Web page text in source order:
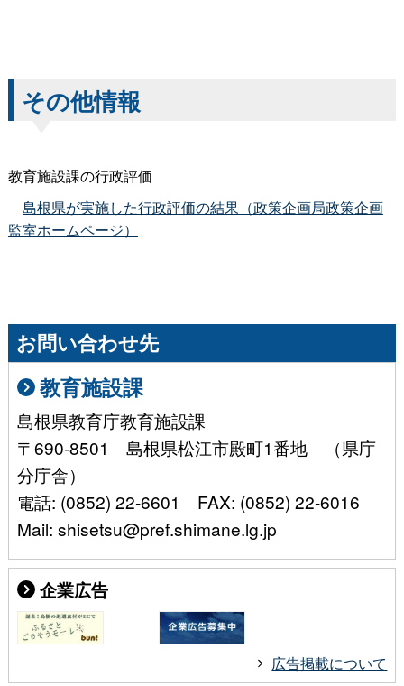
その他情報
教育施設課の行政評価
島根県が実施した行政評価の結果（政策企画局政策企画
監室ホームページ）
お問い合わせ先
教育施設課
島根県教育庁教育施設課
〒690-8501 島根県松江市殿町1番地 （県庁
分庁舎）
電話: (0852) 22-6601 FAX: (0852) 22-6016
Mail: shisetsu@pref.shimane.lg.jp
企業広告
広告掲載について